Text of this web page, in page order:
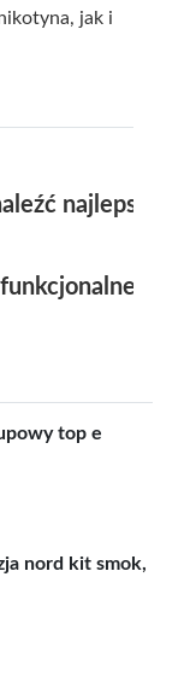
jak i
najlepszy
top e
nord kit smok,